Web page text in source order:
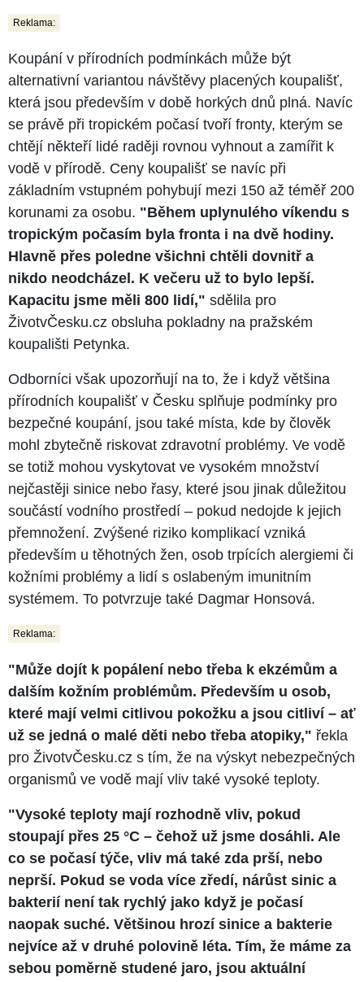
Reklama:
Koupání v přírodních podmínkách může být
alternativní variantou návštěvy placených koupališť,
která jsou především v době horkých dnů plná. Navíc
se právě při tropickém počasí tvoří fronty, kterým se
chtějí někteří lidé raději rovnou vyhnout a zamířit k
vodě v přírodě. Ceny koupališť se navíc při
základním vstupném pohybují mezi 150 až téměř 200
korunami za osobu. "Během uplynulého víkendu s
tropickým počasím byla fronta i na dvě hodiny.
Hlavně přes poledne všichni chtěli dovnitř a
nikdo neodcházel. K večeru už to bylo lepší.
Kapacitu jsme měli 800 lidí," sdělila pro
ŽivotvČesku.cz obsluha pokladny na pražském
koupališti Petynka.
Odborníci však upozorňují na to, že i když většina
přírodních koupališť v Česku splňuje podmínky pro
bezpečné koupání, jsou také místa, kde by člověk
mohl zbytečně riskovat zdravotní problémy. Ve vodě
se totiž mohou vyskytovat ve vysokém množství
nejčastěji sinice nebo řasy, které jsou jinak důležitou
součástí vodního prostředí – pokud nedojde k jejich
přemnožení. Zvýšené riziko komplikací vzniká
především u těhotných žen, osob trpících alergiemi či
kožními problémy a lidí s oslabeným imunitním
systémem. To potvrzuje také Dagmar Honsová.
Reklama:
"Může dojít k popálení nebo třeba k ekzémům a
dalším kožním problémům. Především u osob,
které mají velmi citlivou pokožku a jsou citliví – ať
už se jedná o malé děti nebo třeba atopiky," řekla
pro ŽivotvČesku.cz s tím, že na výskyt nebezpečných
organismů ve vodě mají vliv také vysoké teploty.
"Vysoké teploty mají rozhodně vliv, pokud
stoupají přes 25 °C – čehož už jsme dosáhli. Ale
co se počasí týče, vliv má také zda prší, nebo
neprší. Pokud se voda více zředí, nárůst sinic a
bakterií není tak rychlý jako když je počasí
naopak suché. Většinou hrozí sinice a bakterie
nejvíce až v druhé polovině léta. Tím, že máme za
sebou poměrně studené jaro, jsou aktuální